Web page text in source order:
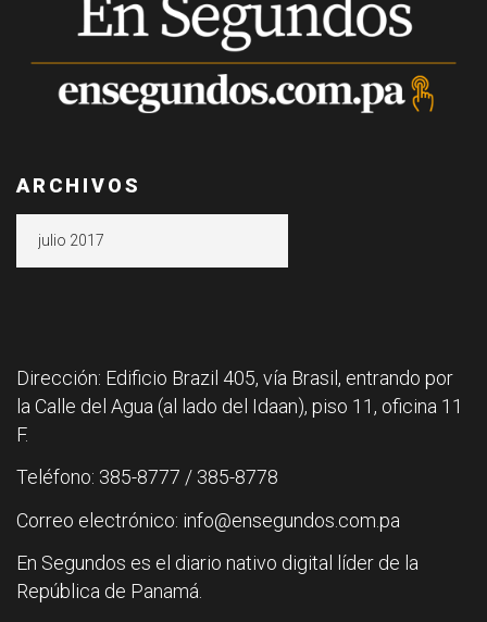
ARCHIVOS
Dirección: Edificio Brazil 405, vía Brasil, entrando por
la Calle del Agua (al lado del Idaan), piso 11, oficina 11
F.
Teléfono: 385-8777 / 385-8778
Correo electrónico: info@ensegundos.com.pa
En Segundos es el diario nativo digital líder de la
República de Panamá.